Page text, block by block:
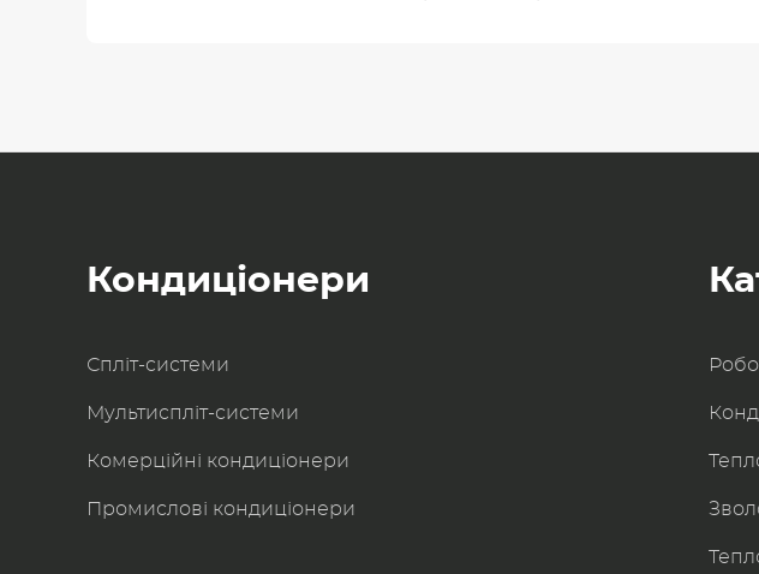
Кондиціонери
Спліт-системи
Мультиспліт-системи
Комерційні кондиціонери
Промислові кондиціонери